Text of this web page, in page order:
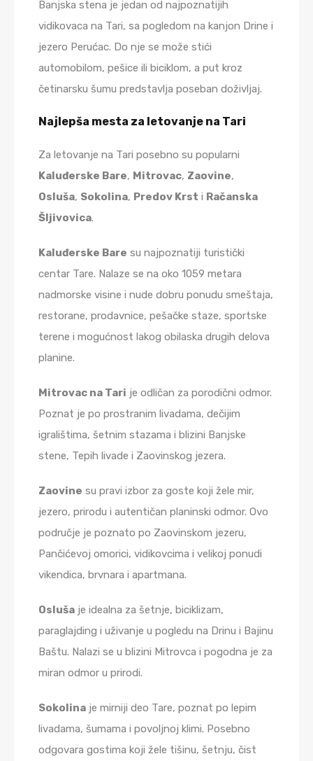
Banjska stena je jedan od najpoznatijih
vidikovaca na Tari, sa pogledom na kanjon Drine i
jezero Perućac. Do nje se može stići
automobilom, pešice ili biciklom, a put kroz
četinarsku šumu predstavlja poseban doživljaj.
Najlepša mesta za letovanje na Tari
Za letovanje na Tari posebno su popularni
Kaluđerske Bare, Mitrovac, Zaovine,
Osluša, Sokolina, Predov Krst i Račanska
Šljivovica.
Kaluđerske Bare su najpoznatiji turistički
centar Tare. Nalaze se na oko 1059 metara
nadmorske visine i nude dobru ponudu smeštaja,
restorane, prodavnice, pešačke staze, sportske
terene i mogućnost lakog obilaska drugih delova
planine.
Mitrovac na Tari je odličan za porodični odmor.
Poznat je po prostranim livadama, dečijim
igralištima, šetnim stazama i blizini Banjske
stene, Tepih livade i Zaovinskog jezera.
Zaovine su pravi izbor za goste koji žele mir,
jezero, prirodu i autentičan planinski odmor. Ovo
područje je poznato po Zaovinskom jezeru,
Pančićevoj omorici, vidikovcima i velikoj ponudi
vikendica, brvnara i apartmana.
Osluša je idealna za šetnje, biciklizam,
paraglajding i uživanje u pogledu na Drinu i Bajinu
Baštu. Nalazi se u blizini Mitrovca i pogodna je za
miran odmor u prirodi.
Sokolina je mirniji deo Tare, poznat po lepim
livadama, šumama i povoljnoj klimi. Posebno
odgovara gostima koji žele tišinu, šetnju, čist